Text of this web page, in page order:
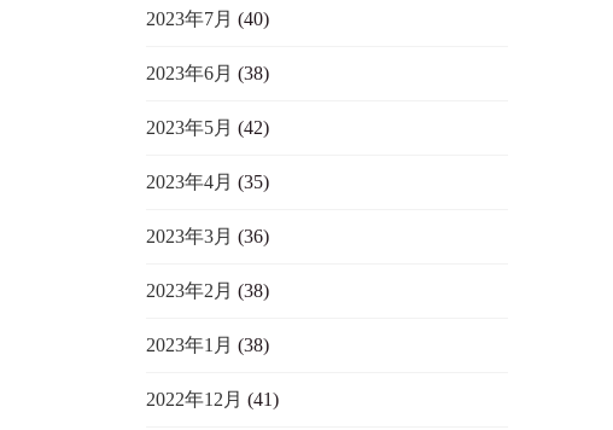
2023年7月 (40)
2023年6月 (38)
2023年5月 (42)
2023年4月 (35)
2023年3月 (36)
2023年2月 (38)
2023年1月 (38)
2022年12月 (41)